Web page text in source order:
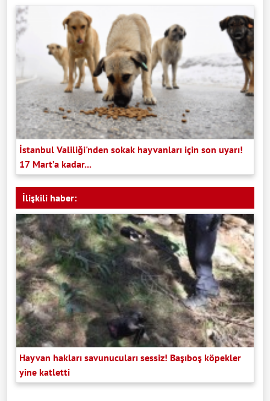
İstanbul Valiliği'nden sokak hayvanları için son uyarı!
17 Mart’a kadar...
İlişkili haber:
Hayvan hakları savunucuları sessiz! Başıboş köpekler
yine katletti